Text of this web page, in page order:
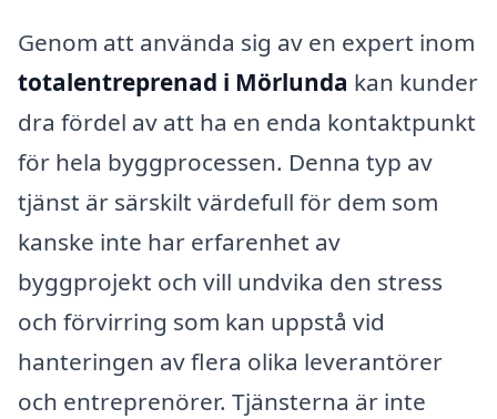
Genom att använda sig av en expert inom
totalentreprenad i Mörlunda kan kunder
dra fördel av att ha en enda kontaktpunkt
för hela byggprocessen. Denna typ av
tjänst är särskilt värdefull för dem som
kanske inte har erfarenhet av
byggprojekt och vill undvika den stress
och förvirring som kan uppstå vid
hanteringen av flera olika leverantörer
och entreprenörer. Tjänsterna är inte